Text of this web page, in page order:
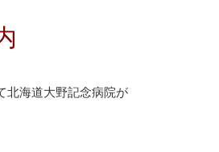
北海道大野記念病院が